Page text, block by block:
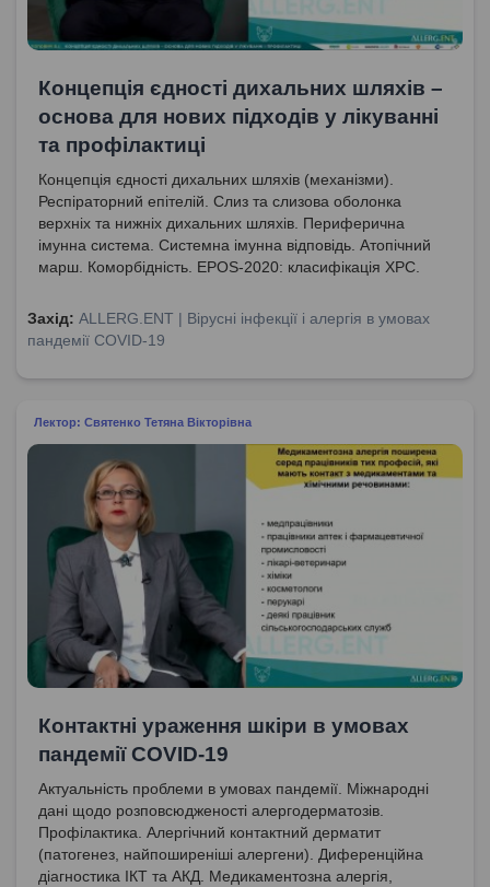
Концепція єдності дихальних шляхів –
основа для нових підходів у лікуванні
та профілактиці
Концепція єдності дихальних шляхів (механізми).
Респіраторний епітелій. Слиз та слизова оболонка
верхніх та нижніх дихальних шляхів. Периферична
імунна система. Системна імунна відповідь. Атопічний
марш. Коморбідність. EPOS-2020: класифікація ХРС.
Захід: ALLERG.ENT | Вірусні інфекції і алергія в умовах
пандемії COVID-19
Лектор: Святенко Тетяна Вікторівна
Контактні ураження шкіри в умовах
пандемії COVID-19
Актуальність проблеми в умовах пандемії. Міжнародні
дані щодо розповсюдженості алергодерматозів.
Профілактика. Алергічний контактний дерматит
(патогенез, найпоширеніші алергени). Диференційна
діагностика ІКТ та АКД. Медикаментозна алергія,